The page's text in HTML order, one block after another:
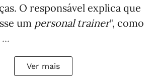
O responsável explica que
um personal trainer", como
Ver mais